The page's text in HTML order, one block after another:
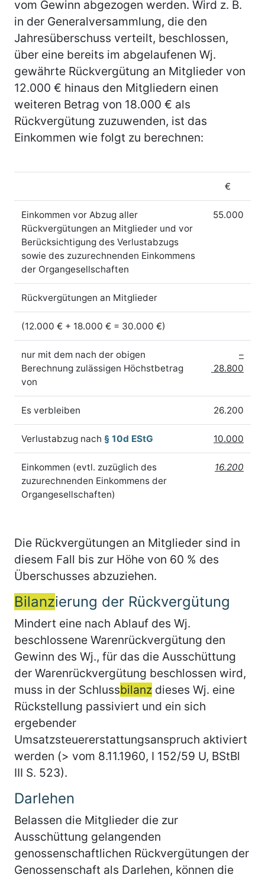
vom Gewinn abgezogen werden. Wird z. B.
in der Generalversammlung, die den
Jahresüberschuss verteilt, beschlossen,
über eine bereits im abgelaufenen Wj.
gewährte Rückvergütung an Mitglieder von
12.000 € hinaus den Mitgliedern einen
weiteren Betrag von 18.000 € als
Rückvergütung zuzuwenden, ist das
Einkommen wie folgt zu berechnen:
€
Einkommen vor Abzug aller
Rückvergütungen an Mitglieder und vor
Berücksichtigung des Verlustabzugs
sowie des zuzurechnenden Einkommens
der Organgesellschaften
55.000
Rückvergütungen an Mitglieder
(12.000 € + 18.000 € = 30.000 €)
nur mit dem nach der obigen
Berechnung zulässigen Höchstbetrag
von
–
28.800
Es verbleiben 26.200
Verlustabzug nach § 10d EStG 10.000
Einkommen (evtl. zuzüglich des
zuzurechnenden Einkommens der
Organgesellschaften)
16.200
Die Rückvergütungen an Mitglieder sind in
diesem Fall bis zur Höhe von 60 % des
Überschusses abzuziehen.
Bilanzierung der Rückvergütung
Mindert eine nach Ablauf des Wj.
beschlossene Warenrückvergütung den
Gewinn des Wj., für das die Ausschüttung
der Warenrückvergütung beschlossen wird,
muss in der Schlussbilanz dieses Wj. eine
Rückstellung passiviert und ein sich
ergebender
Umsatzsteuererstattungsanspruch aktiviert
werden (> vom 8.11.1960, I 152/59 U, BStBl
III S. 523).
Darlehen
Belassen die Mitglieder die zur
Ausschüttung gelangenden
genossenschaftlichen Rückvergütungen der
Genossenschaft als Darlehen, können die